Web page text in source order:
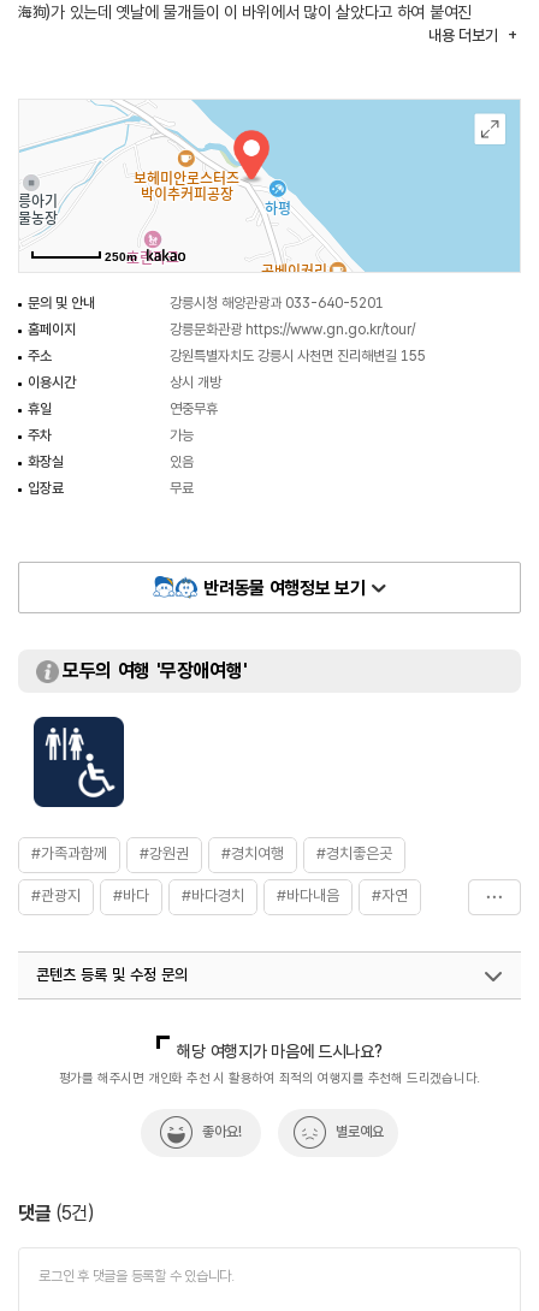
海狗)가 있는데 옛날에 물개들이 이 바위에서 많이 살았다고 하여 붙여진
이름이며 그 울음소리가 민가에까지 들렸다고 한다. 민박을 이용할 수 있고
내용 더보기
250m
문의 및 안내
강릉시청 해양관광과 033-640-5201
홈페이지
강릉문화관광 https://www.gn.go.kr/tour/
주소
강원특별자치도 강릉시 사천면 진리해변길 155
이용시간
상시 개방
휴일
연중무휴
주차
가능
화장실
있음
입장료
무료
반려동물 여행정보 보기
모두의 여행 '무장애여행'
#가족과함께 #강원권 #경치여행 #경치좋은곳
#관광지 #바다 #바다경치 #바다내음 #자연
콘텐츠 등록 및 수정 문의
열린관광콘텐츠팀(열린관광-모두의여행)
033-738-3425
해당 여행지가 마음에 드시나요?
평가를 해주시면 개인화 추천 시 활용하여 최적의 여행지를 추천해 드리겠습니다.
좋아요! 별로예요
댓글 (5건)